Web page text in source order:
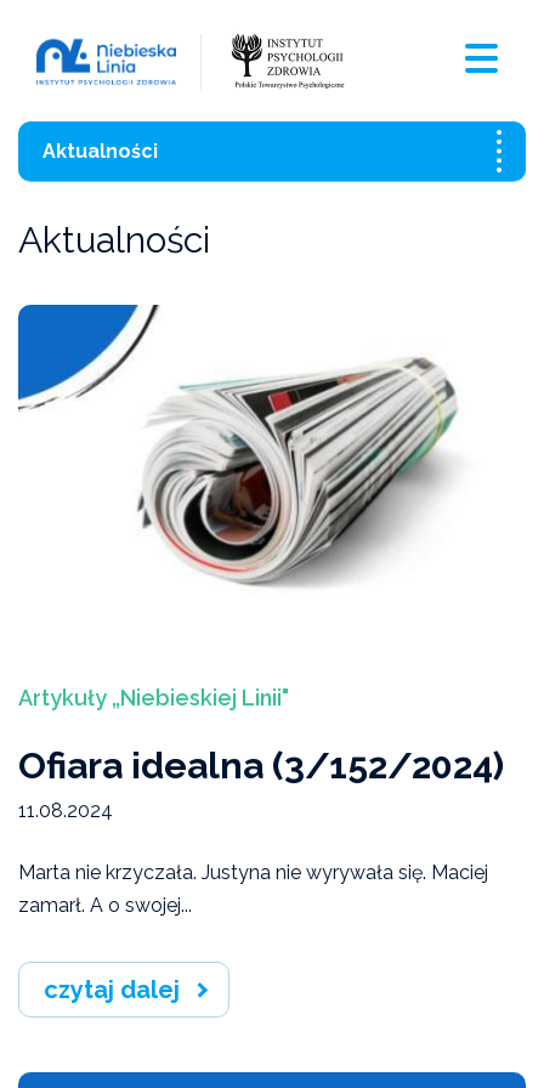
Aktualności
Czasopismo
Aktualności
Czarna Księga Ofiar Przemocy Domowej 2021
Wzory pism
Ekspertyzy, interpelacje, opinie
Studium Przeciwdziałania Przemocy Domowej I
Wydarzenia
Wiadomości Niebieskiej Linii
Akcje, konferencje, kampanie
Badania i raporty
Aktualności
Artykuły „Niebieskiej Linii"
Ofiara idealna (3/152/2024)
11.08.2024
Marta nie krzyczała. Justyna nie wyrywała się. Maciej
zamarł. A o swojej...
czytaj dalej